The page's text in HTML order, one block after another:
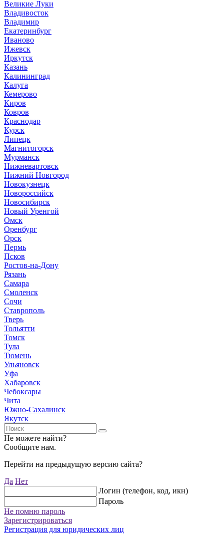
Великие Луки
Владивосток
Владимир
Екатеринбург
Иваново
Ижевск
Иркутск
Казань
Калининград
Калуга
Кемерово
Киров
Ковров
Краснодар
Курск
Липецк
Магнитогорск
Мурманск
Нижневартовск
Нижний Новгород
Новокузнецк
Новороссийск
Новосибирск
Новый Уренгой
Омск
Оренбург
Орск
Пермь
Псков
Ростов-на-Дону
Рязань
Самара
Смоленск
Сочи
Ставрополь
Тверь
Тольятти
Томск
Тула
Тюмень
Ульяновск
Уфа
Хабаровск
Чебоксары
Чита
Южно-Сахалинск
Якутск
Не можете найти?
Сообщите нам.
Перейти на предыдущую версию сайта?
Да Нет
Логин (телефон, код, икн)
Пароль
Не помню пароль
Зарегистрироваться
Регистрация для юридических лиц